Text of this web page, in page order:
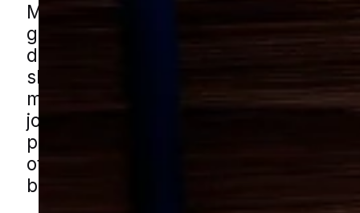
Muldvarpe kan hurtigt gøre en pæn
græsplæne ujævn og svær at holde,
de får ro i jorden over længere tid. De
skjult under overfladen, og derfor
mange først problemet, når der
jordskud med kort mellemrum. For
private haver og grønne arealer
ofte om at reagere i tide, før
breder sig yderligere.